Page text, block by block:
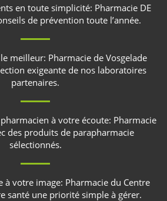
en toute simplicité: Pharmacie DE
de prévention toute l’année.
meilleur: Pharmacie de Vosgelade
exigeante de nos laboratoires
partenaires.
à votre écoute: Pharmacie
des produits de parapharmacie
sélectionnés.
à votre image: Pharmacie du Centre
santé une priorité simple à gérer.